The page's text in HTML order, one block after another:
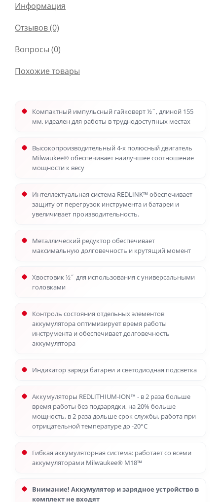
Информация
Отзывов (0)
Вопросы (0)
Похожие товары
Компактный импульсный гайковерт ½˝, длиной 155
мм, идеален для работы в труднодоступных местах
Высокопроизводительный 4-х полюсный двигатель
Milwaukee® обеспечивает наилучшее соотношение
мощности к весу
Интеллектуальная система REDLINK™ обеспечивает
защиту от перегрузок инструмента и батареи и
увеличивает производительность.
Металлический редуктор обеспечивает
максимальную долговечность и крутящий момент
Хвостовик ½˝ для использования с универсальными
головками
Контроль состояния отдельных элементов
аккумулятора оптимизирует время работы
инструмента и обеспечивает долговечность
аккумулятора
Индикатор заряда батареи и светодиодная подсветка
Аккумуляторы REDLITHIUM-ION™ - в 2 раза больше
время работы без подзарядки, на 20% больше
мощность, в 2 раза дольше срок службы, работа при
отрицательной температуре до -20°С
Гибкая аккумуляторная система: работает со всеми
аккумуляторами Milwaukee® М18™
Внимание! Аккумулятор и зарядное устройство в
комплект не входят